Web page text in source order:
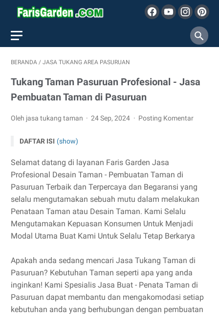
BERANDA / JASA TUKANG AREA PASURUAN
Tukang Taman Pasuruan Profesional - Jasa
Pembuatan Taman di Pasuruan
Oleh jasa tukang taman 24 Sep, 2024 Posting Komentar
DAFTAR ISI (show)
Selamat datang di layanan Faris Garden Jasa
Profesional Desain Taman - Pembuatan Taman di
Pasuruan Terbaik dan Terpercaya dan Begaransi yang
selalu mengutamakan sebuah mutu dalam melakukan
Penataan Taman atau Desain Taman. Kami Selalu
Mengutamakan Kepuasan Konsumen Untuk Menjadi
Modal Utama Buat Kami Untuk Selalu Tetap Berkarya
Apakah anda sedang mencari Jasa Tukang Taman di
Pasuruan? Kebutuhan Taman seperti apa yang anda
inginkan! Kami Spesialis Jasa Buat - Penata Taman di
Pasuruan dapat membantu dan mengakomodasi setiap
kebutuhan anda yang berhubungan dengan pembuatan